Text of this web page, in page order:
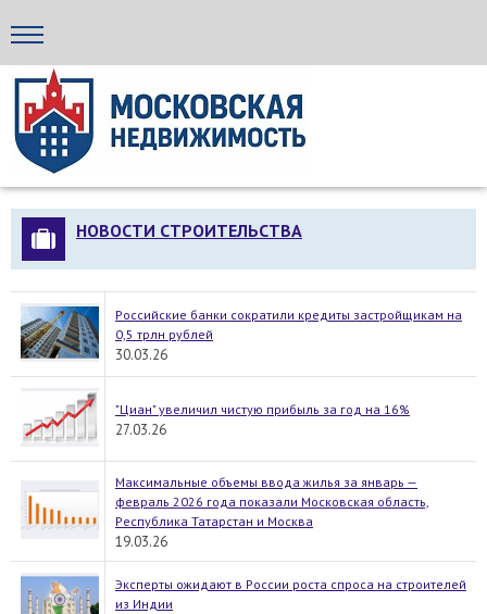
Стройка24
НОВОСТИ СТРОИТЕЛЬСТВА
Российские банки сократили кредиты застройщикам на
0,5 трлн рублей
30.03.26
"Циан" увеличил чистую прибыль за год на 16%
27.03.26
Максимальные объемы ввода жилья за январь —
февраль 2026 года показали Московская область,
Республика Татарстан и Москва
19.03.26
Эксперты ожидают в России роста спроса на строителей
из Индии